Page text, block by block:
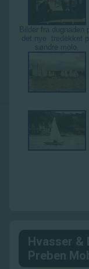
Bilder fra dugnaden
det nye tredekket
søndre molo.
Hvasser &
Preben